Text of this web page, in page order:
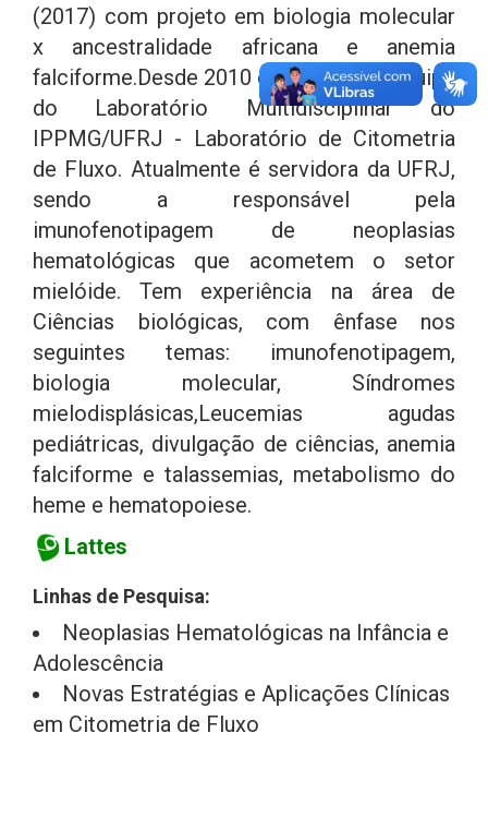
(2017) com projeto em biologia molecular
x ancestralidade africana e anemia
falciforme.Desde 2010 é membro da equipe
do Laboratório Multidisciplinar do
IPPMG/UFRJ - Laboratório de Citometria
de Fluxo. Atualmente é servidora da UFRJ,
sendo a responsável pela
imunofenotipagem de neoplasias
hematológicas que acometem o setor
mielóide. Tem experiência na área de
Ciências biológicas, com ênfase nos
seguintes temas: imunofenotipagem,
biologia molecular, Síndromes
mielodisplásicas,Leucemias agudas
pediátricas, divulgação de ciências, anemia
falciforme e talassemias, metabolismo do
heme e hematopoiese.
Lattes
Linhas de Pesquisa:
Neoplasias Hematológicas na Infância e
Adolescência
Novas Estratégias e Aplicações Clínicas
em Citometria de Fluxo